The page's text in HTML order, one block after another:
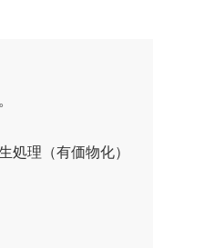
処理（有価物化）